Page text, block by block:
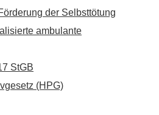
der Selbsttötung
ambulante
StGB
(HPG)